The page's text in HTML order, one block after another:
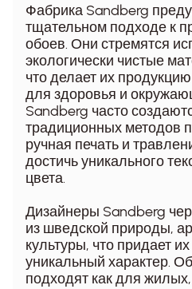
Фабрика Sandberg
тщательном подходе к
обоев. Они стремятся
экологически чистые
что делает их
для здоровья и
Sandberg часто
традиционных методов
ручная печать и
достичь уникального
цвета.
Дизайнеры Sandberg
из шведской природы,
культуры, что придает
уникальный характер.
подходят как для